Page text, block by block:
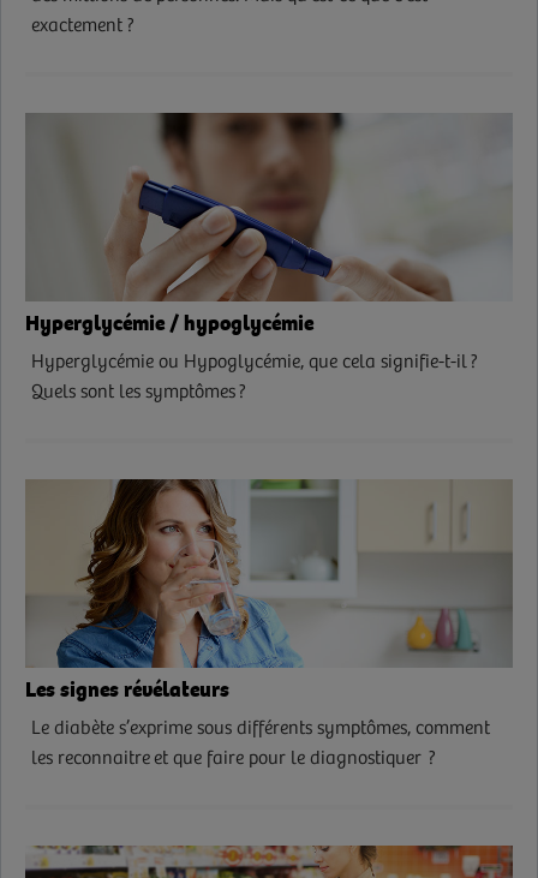
exactement ?
Hyperglycémie / hypoglycémie
Hyperglycémie ou Hypoglycémie, que cela signifie-t-il ?
Quels sont les symptômes ?
Les signes révélateurs
Le diabète s’exprime sous différents symptômes, comment
les reconnaitre et que faire pour le diagnostiquer ?